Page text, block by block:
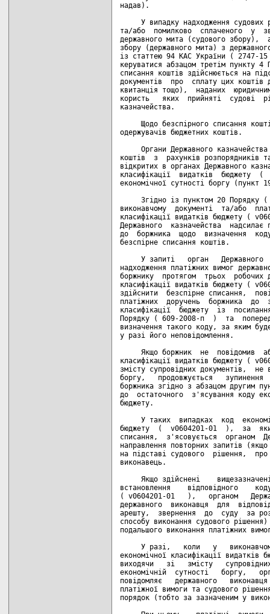
надав).
У випадку надходження судових
та/або  помилково  сплаченого  у
державного мита (судового збору),
збору (державного мита) з
із статтею 94 КАС України ( 2747-
керуватися абзацом третім пункту
списання коштів здійснюється на
документів  про  сплату цих коштів
квитанція тощо),  наданих
користь   яких  прийняті  судові
казначейства.
Щодо безспірного списання
одержувачів бюджетних коштів.
Органи Державного
коштів  з  рахунків розпорядників
відкритих в органах Державного
класифікації  видатків  бюджету
економічної сутності боргу
Згідно із пунктом 20 Порядку
виконавчому  документі  та/або
класифікації видатків бюджету (
Державного  казначейства  надсилає
до  боржника  щодо  визначення
безспірне списання коштів.
У запиті   орган   Державного
надходження платіжних вимог
боржнику  протягом  трьох  робочих
класифікації видатків бюджету (
здійснити  безспірне списання,
платіжних  доручень  боржника  до
класифікації  бюджету  із
Порядку ( 609-2008-п  )  та
визначення такого коду, за яким
у разі його неповідомлення.
Якщо боржник  не  повідомив
класифікації видатків бюджету (
змісту супровідних документів,  не
боргу,   продовжується   зупинення
боржника згідно з абзацом другим
до  остаточного  з'ясування коду
бюджету.
У таких  випадках  код
бюджету  (  v0604201-01  ),  за
списання,  з'ясовується  органом
направлення повторних запитів
на підставі судового  рішення,
виконавець.
Якщо здійснені
встановлення    відповідного
( v0604201-01   ),   органом
державного  виконавця  для
арешту,  звернення  до  суду  за
способу виконання судового
подальшого виконання платіжних
У разі,   коли   у
економічної класифікації
виходячи   зі   змісту
економічній  сутності   боргу,
повідомляє   державного
платіжної вимоги та судового
порядок (тобто за зазначеним у